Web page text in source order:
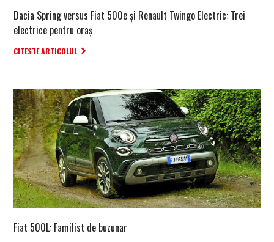
Dacia Spring versus Fiat 500e și Renault Twingo Electric: Trei
electrice pentru oraș
CITESTE ARTICOLUL
Fiat 500L: Familist de buzunar